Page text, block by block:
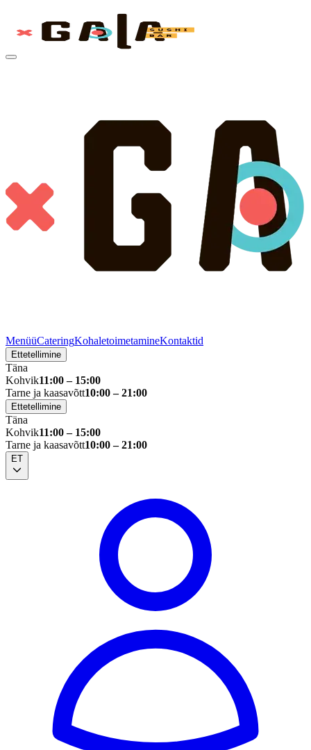
MenüüCateringKohaletoimetamineKontaktid
Ettetellimine
Täna
Kohvik11:00 – 15:00
Tarne ja kaasavõtt10:00 – 21:00
Ettetellimine
Täna
Kohvik11:00 – 15:00
Tarne ja kaasavõtt10:00 – 21:00
ET